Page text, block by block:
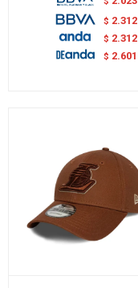
$ 2.312
$ 2.312
$ 2.601